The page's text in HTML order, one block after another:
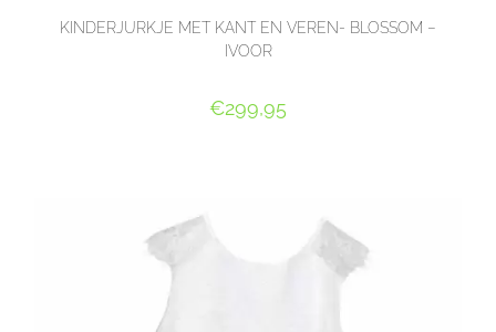
KINDERJURKJE MET KANT EN VEREN- BLOSSOM –
IVOOR
€299,95